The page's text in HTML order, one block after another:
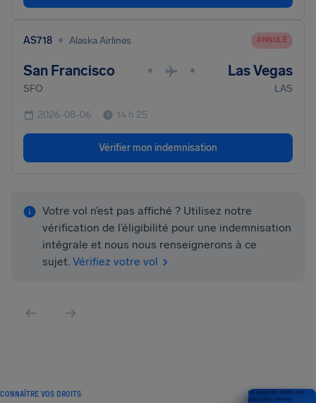
AS718 • Alaska Airlines ANNULÉ
San Francisco • • Las Vegas
SFO LAS
2026-08-06 14 h 25
Vérifier mon indemnisation
Votre vol n’est pas affiché ? Utilisez notre
vérification de l’éligibilité pour une indemnisation
intégrale et nous nous renseignerons à ce
sujet. Vérifiez votre vol
CONNAÎTRE VOS DROITS
Un guide des droits des
passagers aériens